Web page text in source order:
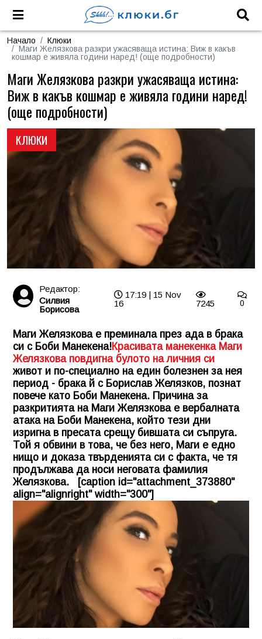
Начало
Клюки
Маги Желязкова разкри ужасяваща истина: Виж в какъв
кошмар е живяла години наред! (още подробности)
КЛЮКИ
Маги Желязкова разкри ужасяваща истина:
Виж в какъв кошмар е живяла години наред!
(още подробности)
Редактор:
Силвия
Борисова
17:19 | 15 Nov
16
7245 0
Маги Желязкова е преминала през ада в брака
си с Боби Манекена!Красивата манекенка Маги
Желязкова повдигна булото на личния си
живот и по-специално на един болезнен за нея
период - брака й с Борислав Желязков, познат
повече като Боби Манекена. Причина за
разкритията на Маги Желязкова е вербалната
атака на Боби Манекена, който тези дни
изригна в пресата срещу бившата си съпруга.
Той я обвини в това, че без него, Маги е едно
нищо и доказа твърденията си с факта, че тя
продължава да носи неговата фамилия
Желязкова. [caption id="attachment_373880"
align="alignright" width="300"]